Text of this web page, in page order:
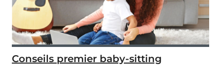
Conseils premier baby-sitting